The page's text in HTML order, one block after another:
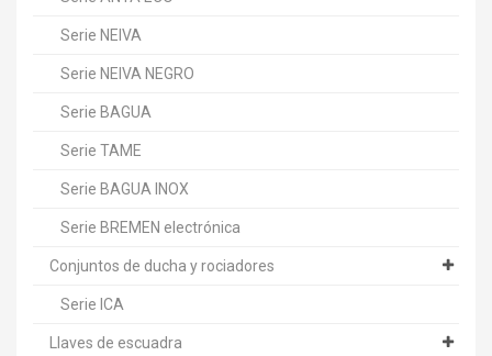
Serie NEIVA
Serie NEIVA NEGRO
Serie BAGUA
Serie TAME
Serie BAGUA INOX
Serie BREMEN electrónica
Conjuntos de ducha y rociadores
Serie ICA
Llaves de escuadra